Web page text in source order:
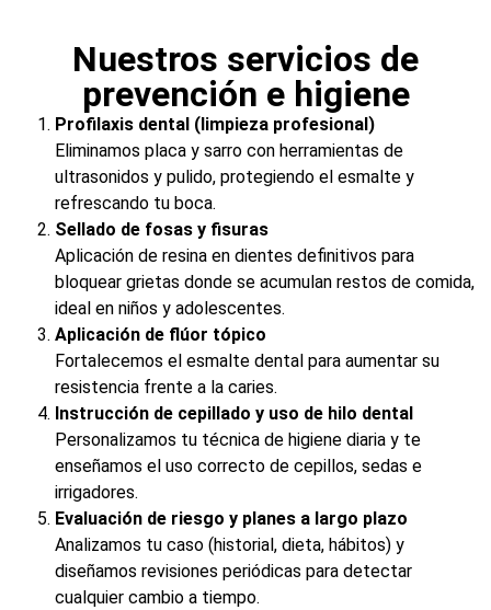
Nuestros servicios de
prevención e higiene
Profilaxis dental (limpieza profesional)
Eliminamos placa y sarro con herramientas de
ultrasonidos y pulido, protegiendo el esmalte y
refrescando tu boca.
Sellado de fosas y fisuras
Aplicación de resina en dientes definitivos para
bloquear grietas donde se acumulan restos de comida,
ideal en niños y adolescentes.
Aplicación de flúor tópico
Fortalecemos el esmalte dental para aumentar su
resistencia frente a la caries.
Instrucción de cepillado y uso de hilo dental
Personalizamos tu técnica de higiene diaria y te
enseñamos el uso correcto de cepillos, sedas e
irrigadores.
Evaluación de riesgo y planes a largo plazo
Analizamos tu caso (historial, dieta, hábitos) y
diseñamos revisiones periódicas para detectar
cualquier cambio a tiempo.